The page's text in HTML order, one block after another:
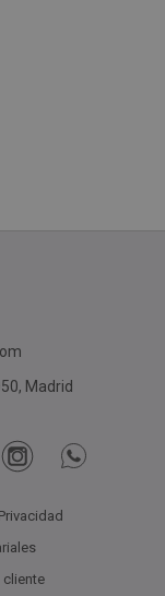
Madrid
cliente